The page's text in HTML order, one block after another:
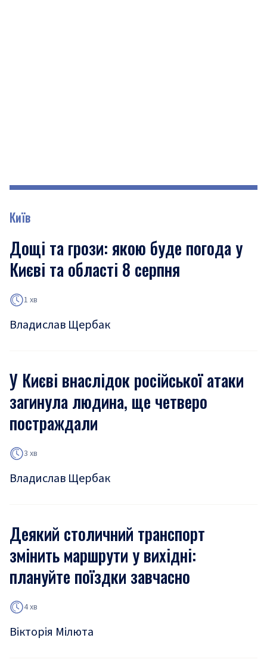
Київ
Дощі та грози: якою буде погода у
Києві та області 8 серпня
1 хв
Владислав Щербак
У Києві внаслідок російської атаки
загинула людина, ще четверо
постраждали
3 хв
Владислав Щербак
Деякий столичний транспорт
змінить маршрути у вихідні:
плануйте поїздки завчасно
4 хв
Вікторія Мілюта